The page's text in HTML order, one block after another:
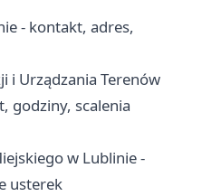
- kontakt, adres,
i Urządzania Terenów
godziny, scalenia
w Lublinie -
usterek